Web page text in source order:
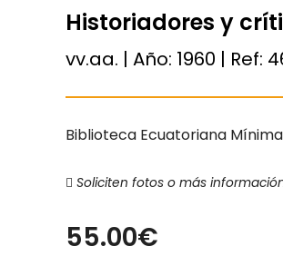
Historiadores y
vv.aa. | Año: 1960 | Ref:
Biblioteca Ecuatoriana
Soliciten fotos o más
55.00€